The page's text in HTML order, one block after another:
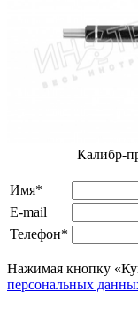
Калибр-
Имя*
E-mail
Телефон*
Нажимая кнопку
персональных